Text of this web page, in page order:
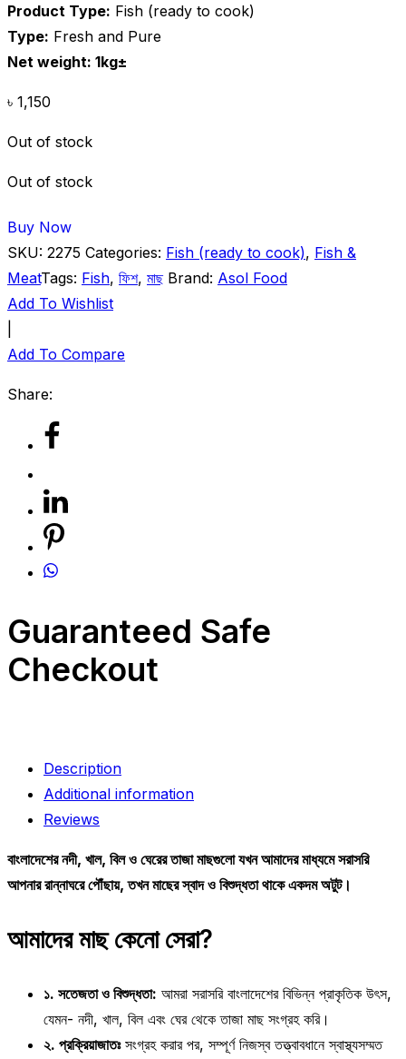
Product Type: Fish (ready to cook)
Type: Fresh and Pure
Net weight: 1kg±
৳ 1,150
Out of stock
Out of stock
Buy Now
SKU: 2275 Categories: Fish (ready to cook), Fish &
MeatTags: Fish, ফিশ, মাছ Brand: Asol Food
Add To Wishlist
Add To Compare
Share:
Guaranteed Safe
Checkout
Description
Additional information
Reviews
বাংলাদেশের নদী, খাল, বিল ও ঘেরের তাজা মাছগুলো যখন আমাদের মাধ্যমে সরাসরি
আপনার রান্নাঘরে পৌঁছায়, তখন মাছের স্বাদ ও বিশুদ্ধতা থাকে একদম অটুট।
আমাদের মাছ কেনো সেরা?
১. সতেজতা ও বিশুদ্ধতা: আমরা সরাসরি বাংলাদেশের বিভিন্ন প্রাকৃতিক উৎস,
যেমন- নদী, খাল, বিল এবং ঘের থেকে তাজা মাছ সংগ্রহ করি।
২. প্রক্রিয়াজাতঃসংগ্রহ করার পর, সম্পূর্ণ নিজস্ব তত্ত্বাবধানে স্বাস্থ্যসম্মত